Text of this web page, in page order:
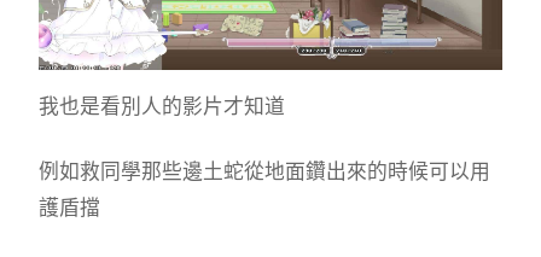
我也是看別人的影片才知道
例如救同學那些邊土蛇從地面鑽出來的時候可以用
護盾擋